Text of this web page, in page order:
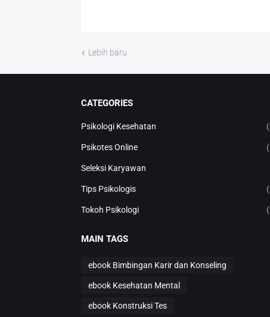
Lebih baru
CATEGORIES
Psikologi Kesehatan
Psikotes Online
Seleksi Karyawan
Tips Psikologis
Tokoh Psikologi
MAIN TAGS
ebook Bimbingan Karir dan Konseling
ebook Kesehatan Mental
ebook Konstruksi Tes